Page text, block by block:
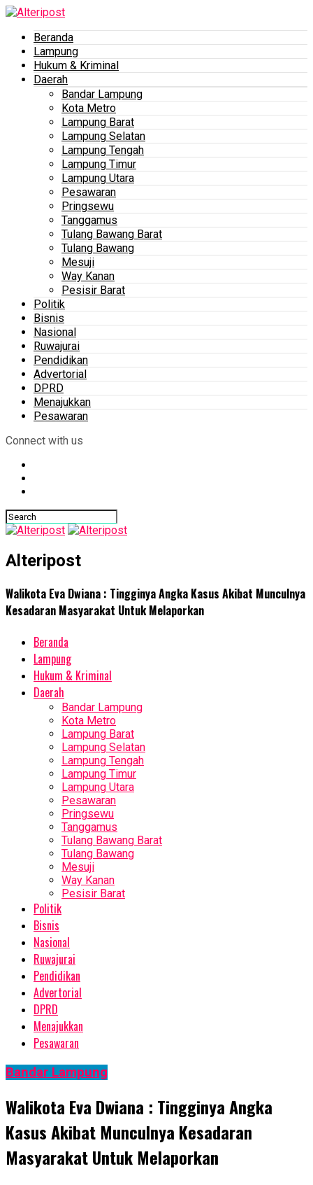
Beranda
Lampung
Hukum & Kriminal
Daerah
Bandar Lampung
Kota Metro
Lampung Barat
Lampung Selatan
Lampung Tengah
Lampung Timur
Lampung Utara
Pesawaran
Pringsewu
Tanggamus
Tulang Bawang Barat
Tulang Bawang
Mesuji
Way Kanan
Pesisir Barat
Politik
Bisnis
Nasional
Ruwajurai
Pendidikan
Advertorial
DPRD
Menajukkan
Pesawaran
Connect with us
Alteripost
Walikota Eva Dwiana : Tingginya Angka Kasus Akibat Munculnya
Kesadaran Masyarakat Untuk Melaporkan
Beranda
Lampung
Hukum & Kriminal
Daerah
Bandar Lampung
Kota Metro
Lampung Barat
Lampung Selatan
Lampung Tengah
Lampung Timur
Lampung Utara
Pesawaran
Pringsewu
Tanggamus
Tulang Bawang Barat
Tulang Bawang
Mesuji
Way Kanan
Pesisir Barat
Politik
Bisnis
Nasional
Ruwajurai
Pendidikan
Advertorial
DPRD
Menajukkan
Pesawaran
Bandar Lampung
Walikota Eva Dwiana : Tingginya Angka
Kasus Akibat Munculnya Kesadaran
Masyarakat Untuk Melaporkan